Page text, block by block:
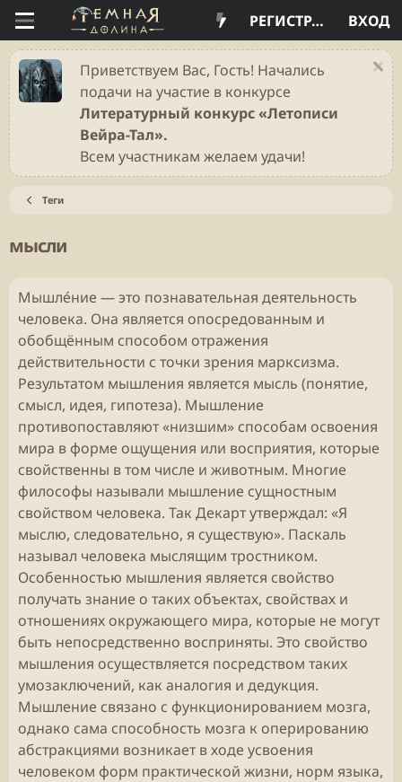
ВХОД
РЕГИСТРАЦИЯ
Приветствуем Вас, Гость! Начались
подачи на участие в конкурсе
Литературный конкурс «Летописи
Вейра-Тал».
Всем участникам желаем удачи!
Теги
мысли
Мышле́ние — это познавательная деятельность
человека. Она является опосредованным и
обобщённым способом отражения
действительности с точки зрения марксизма.
Результатом мышления является мысль (понятие,
смысл, идея, гипотеза). Мышление
противопоставляют «низшим» способам освоения
мира в форме ощущения или восприятия, которые
свойственны в том числе и животным. Многие
философы называли мышление сущностным
свойством человека. Так Декарт утверждал: «Я
мыслю, следовательно, я существую». Паскаль
называл человека мыслящим тростником.
Особенностью мышления является свойство
получать знание о таких объектах, свойствах и
отношениях окружающего мира, которые не могут
быть непосредственно восприняты. Это свойство
мышления осуществляется посредством таких
умозаключений, как аналогия и дедукция.
Мышление связано с функционированием мозга,
однако сама способность мозга к оперированию
абстракциями возникает в ходе усвоения
человеком форм практической жизни, норм языка,